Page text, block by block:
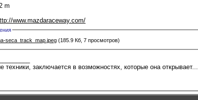
m
www.mazdaraceway.com/
seca_track_map.jpeg (185.9 Кб, 7 просмотров)
техники, заключается в возможностях, которые она открывает...